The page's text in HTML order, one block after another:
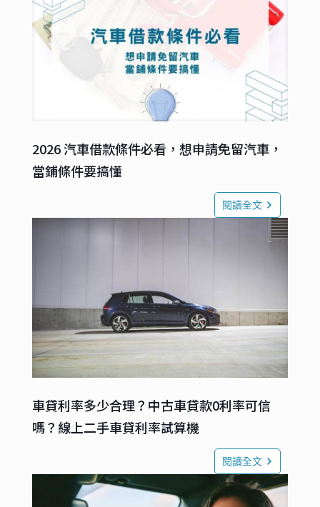
2026 汽車借款條件必看，想申請免留汽車，
當鋪條件要搞懂
閱讀全文
車貸利率多少合理？中古車貸款0利率可信
嗎？線上二手車貸利率試算機
閱讀全文